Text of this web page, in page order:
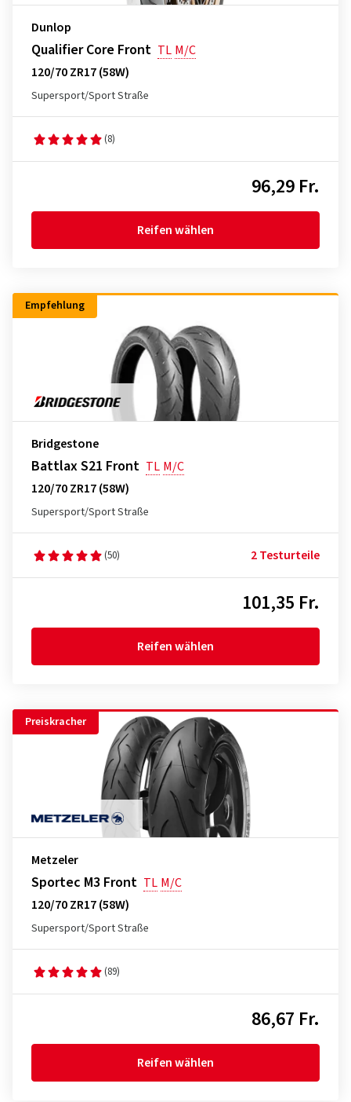
Dunlop
Qualifier Core Front TL M/C
120/70 ZR17 (58W)
Supersport/Sport Straße
(8)
96,29 Fr.
Reifen wählen
Empfehlung
Bridgestone
Battlax S21 Front TL M/C
120/70 ZR17 (58W)
Supersport/Sport Straße
(50) 2 Testurteile
101,35 Fr.
Reifen wählen
Preiskracher
Metzeler
Sportec M3 Front TL M/C
120/70 ZR17 (58W)
Supersport/Sport Straße
(89)
86,67 Fr.
Reifen wählen